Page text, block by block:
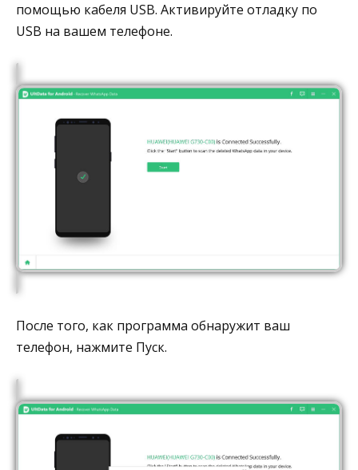
помощью кабеля USB. Активируйте отладку по
USB на вашем телефоне.
После того, как программа обнаружит ваш
телефон, нажмите Пуск.